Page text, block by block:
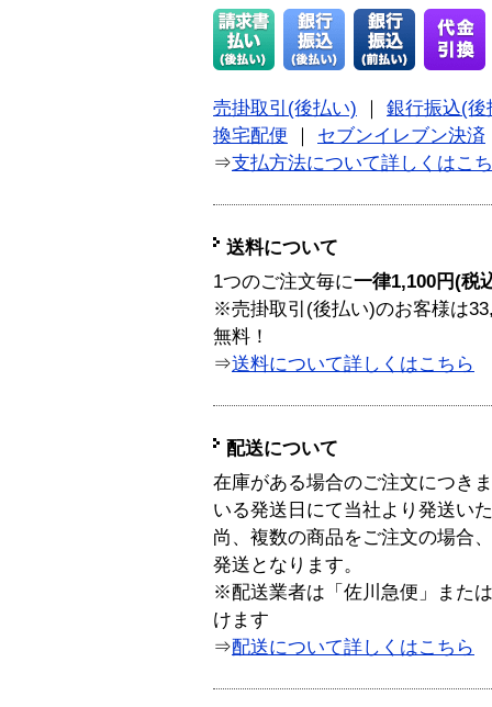
売掛取引(後払い)
銀行振込(後
換宅配便
セブンイレブン決済
⇒支払方法について詳しくはこ
送料について
1つのご注文毎に一律1,100円(税
※売掛取引(後払い)のお客様は
無料！
⇒送料について詳しくはこちら
配送について
在庫がある場合のご注文につき
いる発送日にて当社より発送い
尚、複数の商品をご注文の場合
発送となります。
※配送業者は「佐川急便」また
けます
⇒配送について詳しくはこちら